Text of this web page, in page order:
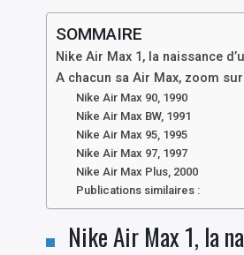
SOMMAIRE
Nike Air Max 1, la naissance
A chacun sa Air Max, zoom
Nike Air Max 90, 1990
Nike Air Max BW, 1991
Nike Air Max 95, 1995
Nike Air Max 97, 1997
Nike Air Max Plus, 2000
Publications similaires :
Nike Air Max 1, la